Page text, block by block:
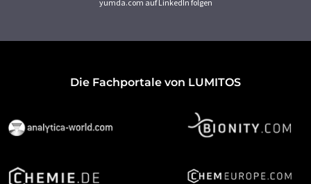
yumda.com auf LinkedIn folgen
Die Fachportale von LUMITOS